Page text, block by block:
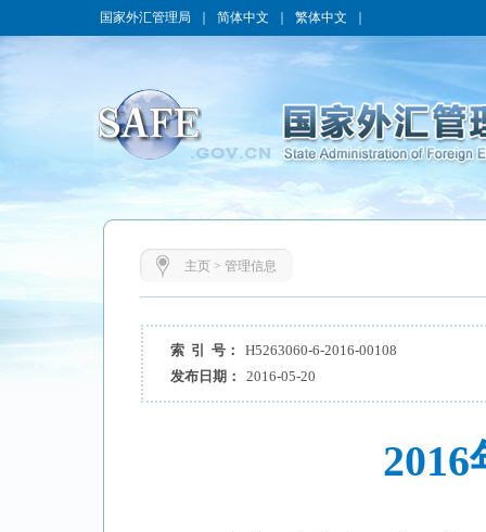
国家外汇管理局 简体中文 繁体中文
主页> 管理信息
索 引 号：
H5263060-6-2016-00108
发布日期：
2016-05-20